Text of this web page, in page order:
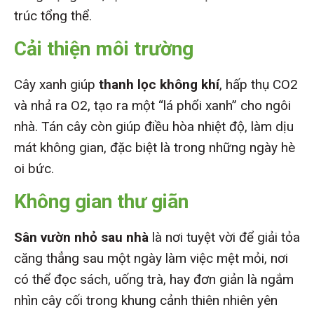
trúc tổng thể.
Cải thiện môi trường
Cây xanh giúp thanh lọc không khí, hấp thụ CO2
và nhả ra O2, tạo ra một “lá phổi xanh” cho ngôi
nhà. Tán cây còn giúp điều hòa nhiệt độ, làm dịu
mát không gian, đặc biệt là trong những ngày hè
oi bức.
Không gian thư giãn
Sân vườn nhỏ sau nhà là nơi tuyệt vời để giải tỏa
căng thẳng sau một ngày làm việc mệt mỏi, nơi
có thể đọc sách, uống trà, hay đơn giản là ngắm
nhìn cây cối trong khung cảnh thiên nhiên yên